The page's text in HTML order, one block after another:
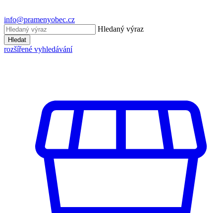
info@pramenyobec.cz
Hledaný výraz
Hledat
rozšířené vyhledávání